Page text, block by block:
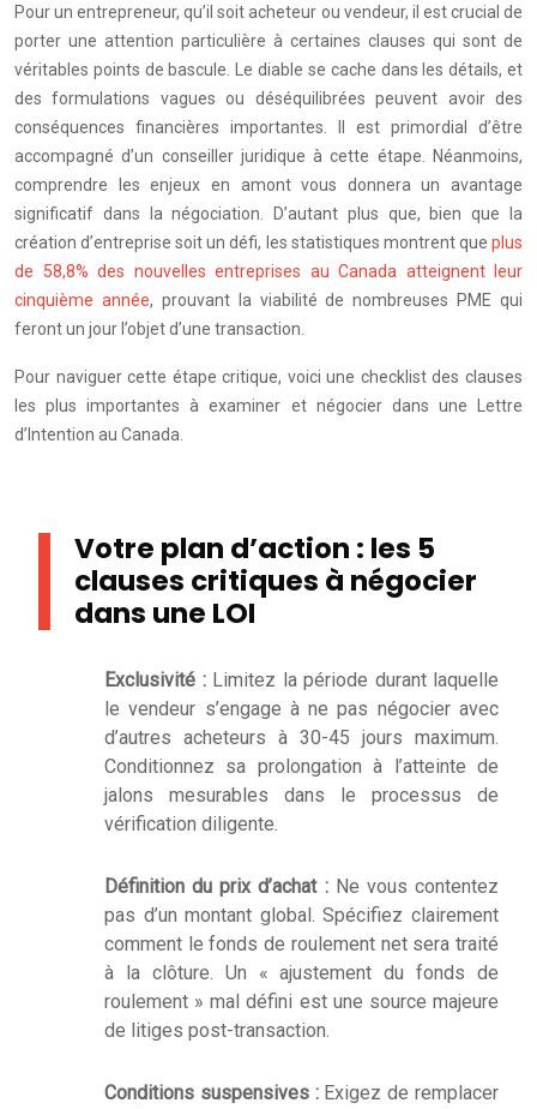
Pour un entrepreneur, qu’il soit acheteur ou vendeur, il est crucial de
porter une attention particulière à certaines clauses qui sont de
véritables points de bascule. Le diable se cache dans les détails, et
des formulations vagues ou déséquilibrées peuvent avoir des
conséquences financières importantes. Il est primordial d’être
accompagné d’un conseiller juridique à cette étape. Néanmoins,
comprendre les enjeux en amont vous donnera un avantage
significatif dans la négociation. D’autant plus que, bien que la
création d’entreprise soit un défi, les statistiques montrent que plus
de 58,8% des nouvelles entreprises au Canada atteignent leur
cinquième année, prouvant la viabilité de nombreuses PME qui
feront un jour l’objet d’une transaction.
Pour naviguer cette étape critique, voici une checklist des clauses
les plus importantes à examiner et négocier dans une Lettre
d’Intention au Canada.
Votre plan d’action : les 5
clauses critiques à négocier
dans une LOI
Exclusivité :Limitez la période durant laquelle
le vendeur s’engage à ne pas négocier avec
d’autres acheteurs à 30-45 jours maximum.
Conditionnez sa prolongation à l’atteinte de
jalons mesurables dans le processus de
vérification diligente.
Définition du prix d’achat :Ne vous contentez
pas d’un montant global. Spécifiez clairement
comment le fonds de roulement net sera traité
à la clôture. Un « ajustement du fonds de
roulement » mal défini est une source majeure
de litiges post-transaction.
Conditions suspensives :Exigez de remplacer